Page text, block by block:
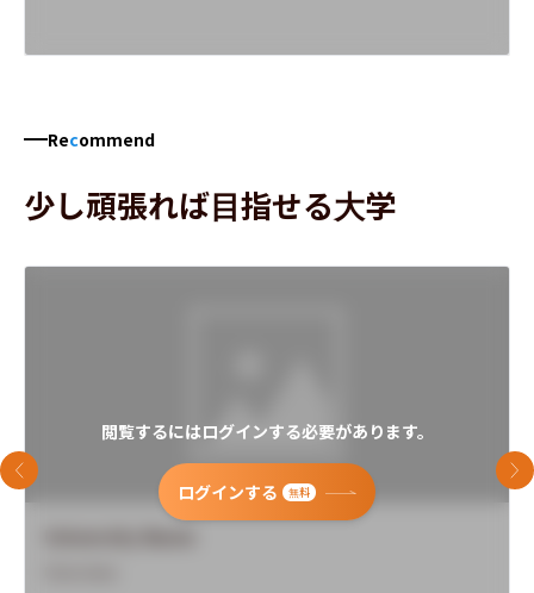
Recommend
少し頑張れば目指せる大学
閲覧するにはログインする必要があります。
ログインする 無料
前のスライド 次